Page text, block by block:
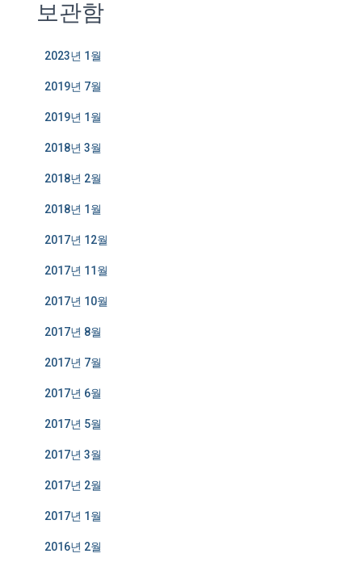
보관함
2023년 1월
2019년 7월
2019년 1월
2018년 3월
2018년 2월
2018년 1월
2017년 12월
2017년 11월
2017년 10월
2017년 8월
2017년 7월
2017년 6월
2017년 5월
2017년 3월
2017년 2월
2017년 1월
2016년 2월